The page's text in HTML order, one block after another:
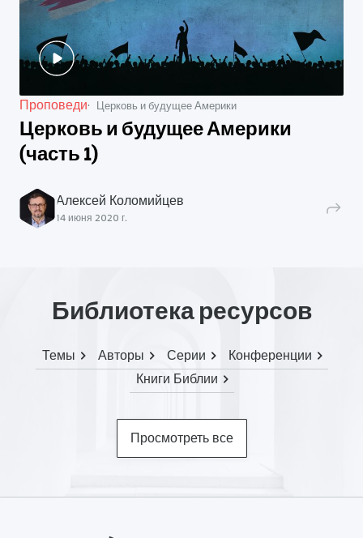
Проповеди Церковь и будущее Америки
Церковь и будущее Америки
(часть 1)
Алексей Коломийцев
14 июня 2020 г.
Библиотека ресурсов
Темы Авторы Серии
Конференции
Книги Библии
Просмотреть все